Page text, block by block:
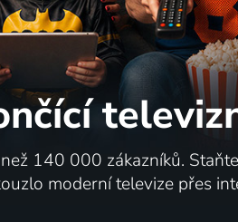
140 000 zákazníků.
moderní televize přes